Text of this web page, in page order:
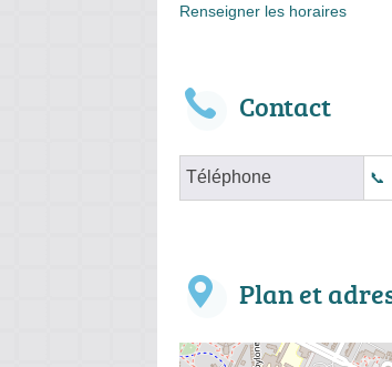
Renseigner les horaires
Contact
Téléphone
Plan et